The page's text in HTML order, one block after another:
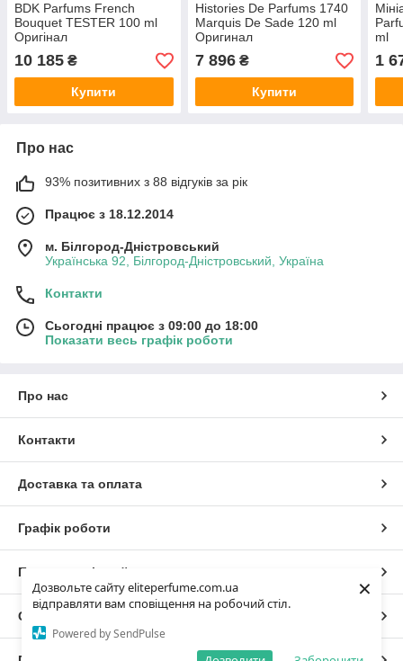
Дозвольте сайту eliteperfume.com.ua
відправляти вам сповіщення на робочий стіл.
Powered by SendPulse
×
BDK Parfums French
Bouquet TESTER 100 ml
Оригінал
10 185 ₴
Купити
Histories De Parfums 1740
Marquis De Sade 120 ml
Оригинал
7 896₴
Купити
ml
1
Про нас
93% позитивних з 88 відгуків за рік
Працює з 18.12.2014
м. Білгород-Дністровський
Українська 92, Білгород-Дністровський, Україна
Контакти
Сьогодні працює з 09:00 до 18:00
Показати весь графік роботи
Про нас
Контакти
Доставка та оплата
Графік роботи
Повна версія сайту
Сайт створено на маркетплейсі